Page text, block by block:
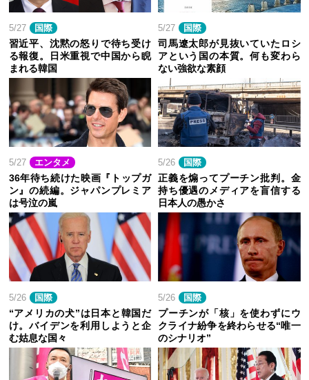
5/27 国際
習近平、沈黙の怒りで待ち受け
る報復。日米重視で中国から睨
まれる韓国
5/27 国際
司馬遼太郎が見抜いていたロシ
アという国の本質。何も変わら
ない強欲な素顔
5/27 エンタメ
36年待ち続けた映画『トップガ
ン』の続編。ジャパンプレミア
は号泣の嵐
5/26 国際
正義を煽ってプーチン批判。金
持ち優遇のメディアを盲信する
日本人の愚かさ
5/26 国際
“アメリカの犬”は日本と韓国だ
け。バイデンを利用しようと企
む姑息な国々
5/26 国際
プーチンが「核」を使わずにウ
クライナ紛争を終わらせる“唯一
のシナリオ”